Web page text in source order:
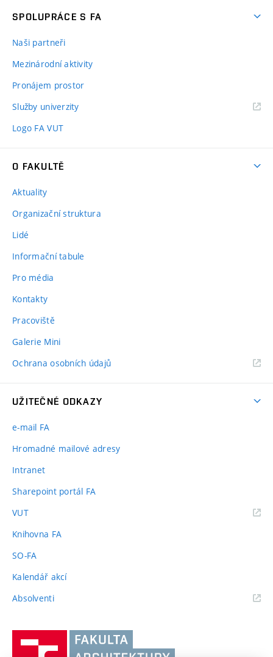
SPOLUPRÁCE S FA
Naši partneři
Mezinárodní aktivity
Pronájem prostor
Služby univerzity
Logo FA VUT
O FAKULTĚ
Aktuality
Organizační struktura
Lidé
Informační tabule
Pro média
Kontakty
Pracoviště
Galerie Mini
Ochrana osobních údajů
UŽITEČNÉ ODKAZY
e-mail FA
Hromadné mailové adresy
Intranet
Sharepoint portál FA
VUT(externí
Knihovna FA
SO-FA
Kalendář akcí
Absolventi(externí
učení